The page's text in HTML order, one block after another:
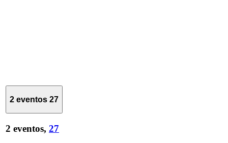
2 eventos 27
2 eventos, 27